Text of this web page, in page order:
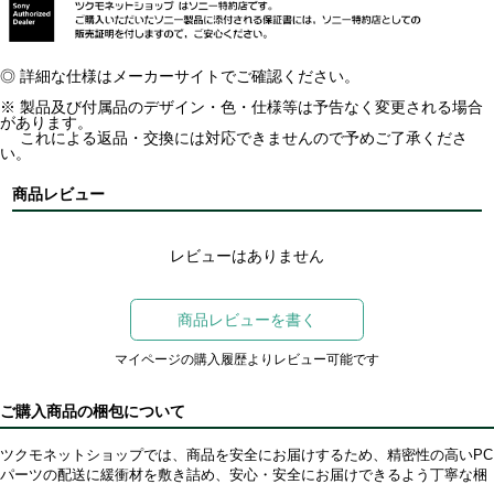
◎ 詳細な仕様はメーカーサイトでご確認ください。
※ 製品及び付属品のデザイン・色・仕様等は予告なく変更される場合
があります。
これによる返品・交換には対応できませんので予めご了承くださ
い。
商品レビュー
レビューはありません
商品レビューを書く
マイページの購入履歴よりレビュー可能です
ご購入商品の梱包について
ツクモネットショップでは、商品を安全にお届けするため、精密性の高いPC
パーツの配送に緩衝材を敷き詰め、安心・安全にお届けできるよう丁寧な梱